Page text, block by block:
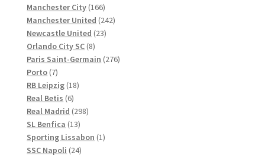
Produkte
Manchester City 166166
Produkte
Manchester United 242242
Newcastle United 2323
Orlando City SC 88
Produkte
Paris Saint-Germain 276276
Porto 77
Produkte
RB Leipzig 1818
Real Betis 66
Produkte
Real Madrid 298298
SL Benfica 1313
Produkte
Sporting Lissabon 11
SSC Napoli 2424